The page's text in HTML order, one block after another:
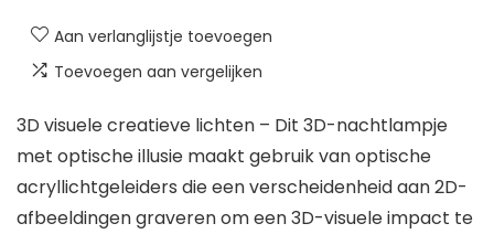
Aan verlanglijstje toevoegen
Toevoegen aan vergelijken
3D visuele creatieve lichten – Dit 3D-nachtlampje
met optische illusie maakt gebruik van optische
acryllichtgeleiders die een verscheidenheid aan 2D-
afbeeldingen graveren om een ​​3D-visuele impact te